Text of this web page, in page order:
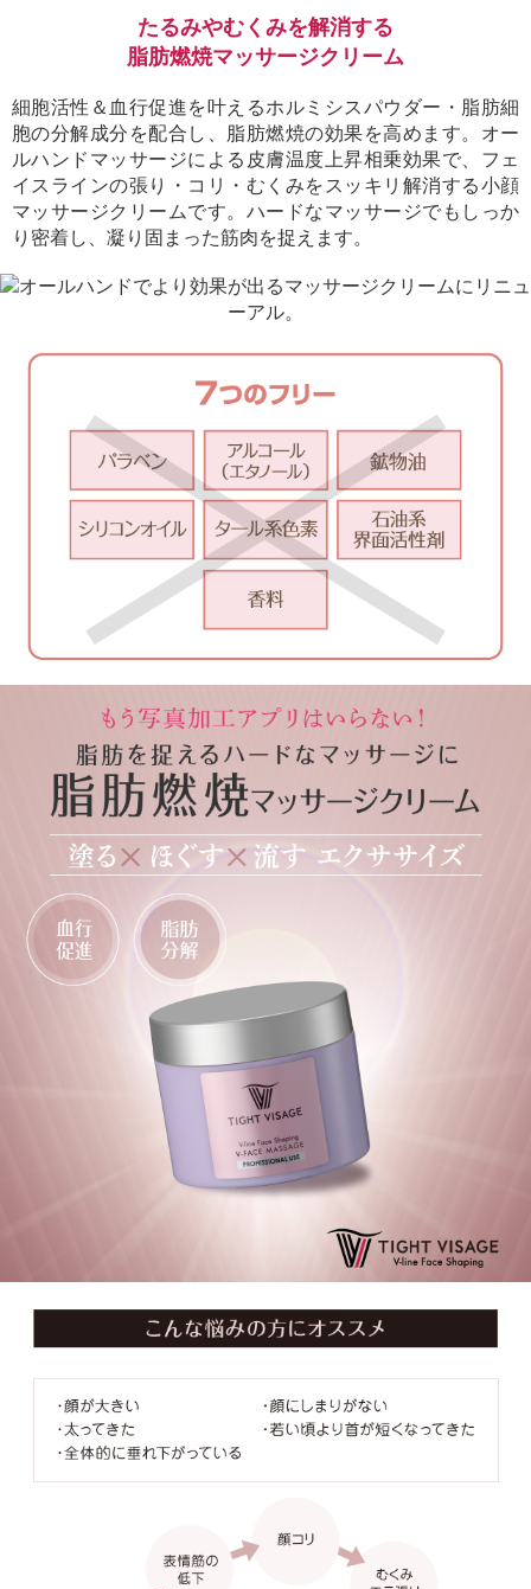
たるみやむくみを解消する
脂肪燃焼マッサージクリーム
細胞活性＆血行促進を叶えるホルミシスパウダー・脂肪細
胞の分解成分を配合し、脂肪燃焼の効果を高めます。オー
ルハンドマッサージによる皮膚温度上昇相乗効果で、フェ
イスラインの張り・コリ・むくみをスッキリ解消する小顔
マッサージクリームです。ハードなマッサージでもしっか
り密着し、凝り固まった筋肉を捉えます。